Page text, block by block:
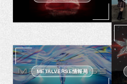
METALVERSE情報局